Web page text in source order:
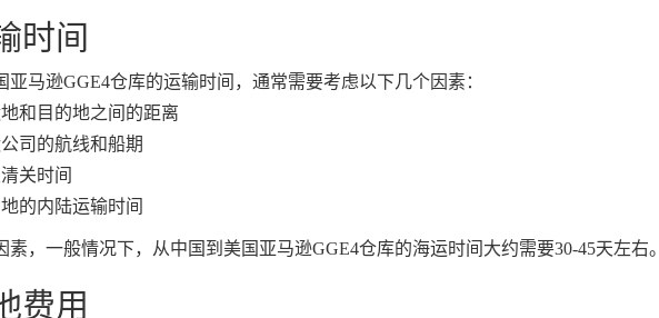
时间
亚马逊GGE4仓库的运输时间，通常需要考虑以下几个因素：
和目的地之间的距离
司的航线和船期
关时间
的内陆运输时间
素，一般情况下，从中国到美国亚马逊GGE4仓库的海运时间大约需要30-45天左右。
费用